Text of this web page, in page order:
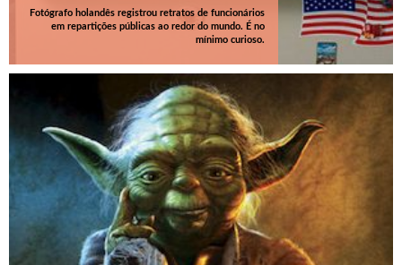
Fotógrafo holandês registrou retratos de funcionários
em repartições públicas ao redor do mundo. É no
mínimo curioso.